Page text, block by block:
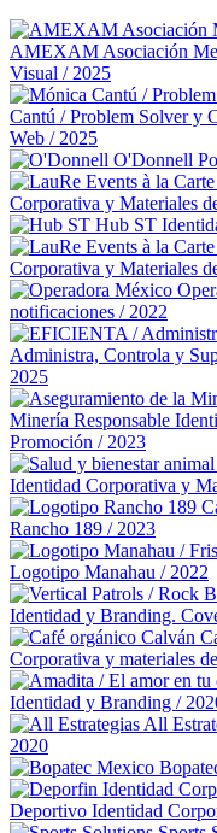
AMEXAM Asociación
Visual / 2025
Cantú / Problem Solver y
Web / 2025
O'Donnell
Corporativa y Materiales
Hub ST
Corporativa y Materiales
notificaciones / 2022
Administra, Controla y
2025
Minería Responsable
Promoción / 2023
Identidad Corporativa y
Rancho 189 / 2023
Logotipo Manahau / 2022
Identidad y Branding.
Corporativa y materiales
Identidad y Branding /
All
2020
Deportivo Identidad